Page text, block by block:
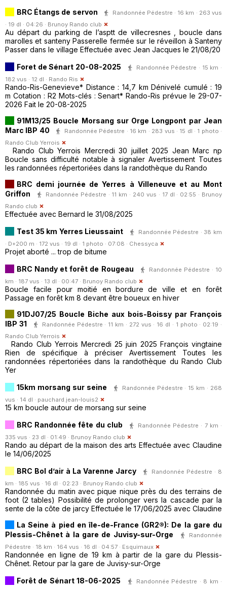
BRC Étangs de servon
Randonnée Pédestre · 16 km · 263 vus
· 19 dl · 04:26 · Brunoy Rando club
Au départ du parking de l’asptt de villecresnes , boucle dans
marolles et santeny Passerelle fermée sur le réveillon à Santeny
Passer dans le village Effectuée avec Jean Jacques le 21/08/20
Foret de Sénart 20-08-2025
Randonnée Pédestre · 15 km ·
182 vus · 12 dl · Rando Ris
Rando-Ris-Genevieve* Distance : 14,7 km Dénivelé cumulé : 19
m Cotation : R2 Mots-clés : Senart* Rando-Ris prévue le 29-07-
2026 Fait le 20-08-2025
91M13/25 Boucle Morsang sur Orge Longpont par Jean
Marc IBP 40
Randonnée Pédestre · 16 km · 283 vus · 15 dl · 1 photo ·
Rando Club Yerrois
Rando Club Yerrois Mercredi 30 juillet 2025 Jean Marc np
Boucle sans difficulté notable à signaler Avertissement Toutes
les randonnées répertoriées dans la randothèque du Rando
BRC demi journée de Yerres à Villeneuve et au Mont
Griffon
Randonnée Pédestre · 11 km · 240 vus · 17 dl · 02:55 · Brunoy
Rando club
Effectuée avec Bernard le 31/08/2025
Test 35 km Yerres Lieussaint
Randonnée Pédestre · 38 km
· D+200 m · 172 vus · 19 dl · 1 photo · 07:08 · Chessyca
Projet aborté ... trop de bitume
BRC Nandy et forêt de Rougeau
Randonnée Pédestre · 10
km · 187 vus · 13 dl · 00:47 · Brunoy Rando club
Boucle facile pour moitié en bordure de ville et en forêt
Passage en forêt km 8 devant être boueux en hiver
91DJ07/25 Boucle Biche aux bois-Boissy par François
IBP 31
Randonnée Pédestre · 11 km · 272 vus · 16 dl · 1 photo · 02:19 ·
Rando Club Yerrois
Rando Club Yerrois Mercredi 25 juin 2025 François vingtaine
Rien de spécifique à préciser Avertissement Toutes les
randonnées répertoriées dans la randothèque du Rando Club
Yer
15km morsang sur seine
Randonnée Pédestre · 15 km · 268
vus · 14 dl · pauchard.jean-louis2
15 km boucle autour de morsang sur seine
BRC Randonnée fête du club
Randonnée Pédestre · 7 km ·
335 vus · 23 dl · 01:49 · Brunoy Rando club
Rando au départ de la maison des arts Effectuée avec Claudine
le 14/06/2025
BRC Bol d’air à La Varenne Jarcy
Randonnée Pédestre · 8
km · 185 vus · 16 dl · 02:23 · Brunoy Rando club
Randonnée du matin avec pique nique près du des terrains de
foot (2 tables) Possibilité de prolonger vers la cascade par la
sente de la côte de jarcy Effectuée le 17/06/2025 avec Claudine
La Seine à pied en île-de-France (GR2®): De la gare du
Plessis-Chênet à la gare de Juvisy-sur-Orge
Randonnée
Pédestre · 18 km · 164 vus · 16 dl · 04:57 · Esquimaux
Randonnée en ligne de 19 km à partir de la gare du Plessis-
Chênet. Retour par la gare de Juvisy-sur-Orge
Forêt de Sénart 18-06-2025
Randonnée Pédestre · 8 km ·